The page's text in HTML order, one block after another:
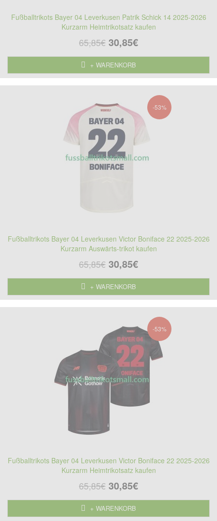
Fußballtrikots Bayer 04 Leverkusen Patrik Schick 14 2025-2026
Kurzarm Heimtrikotsatz kaufen
65,85€ 30,85€
+ WARENKORB
-53%
Fußballtrikots Bayer 04 Leverkusen Victor Boniface 22 2025-2026
Kurzarm Auswärts-trikot kaufen
65,85€ 30,85€
+ WARENKORB
-53%
Fußballtrikots Bayer 04 Leverkusen Victor Boniface 22 2025-2026
Kurzarm Heimtrikotsatz kaufen
65,85€ 30,85€
+ WARENKORB